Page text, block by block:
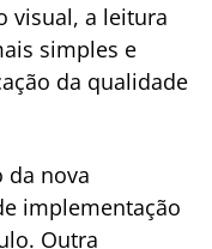
visual, a leitura
simples e
da qualidade
da nova
implementação
Outra